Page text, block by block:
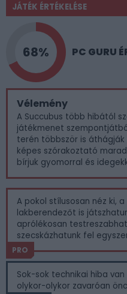
JÁTÉK ÉRTÉKELÉSE
68% PC GURU
Vélemény
A Succubus több hibától
játékmenet
terén többször is
képes szórakoztató
bírjuk gyomorral és
A pokol stílusosan néz ki,
lakberendezőt is
aprólékosan
szecskázhatunk fel
PRO
Sok-sok technikai hiba
olykor-olykor zavaróan